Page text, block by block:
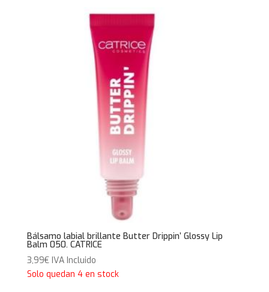
Bálsamo labial brillante Butter Drippin’ Glossy Lip
Balm 050. CATRICE
3,99€ IVA Incluido
Solo quedan 4 en stock